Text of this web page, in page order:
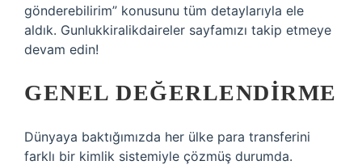
gönderebilirim” konusunu tüm detaylarıyla ele
aldık. Gunlukkiralikdaireler sayfamızı takip etmeye
devam edin!
GENEL DEĞERLENDIRME
Dünyaya baktığımızda her ülke para transferini
farklı bir kimlik sistemiyle çözmüş durumda.